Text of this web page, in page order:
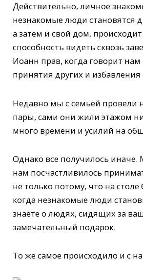
Действительно, личное
незнакомые люди становятся
а затем и свой дом,
способность видеть сквозь
Иоанн прав, когда говорит
принятия других и
Недавно мы с семьей провели
пары, сами они жили этажом
много времени и усилий на
Однако все получилось
нам посчастливилось
не только потому, что на
когда незнакомые люди
знаете о людях, сидящих за
замечательный подарок.
То же самое происходило и с